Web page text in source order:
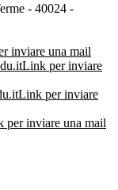
- 40024 -
inviare una mail
Link per inviare
Link per inviare
per inviare una mail